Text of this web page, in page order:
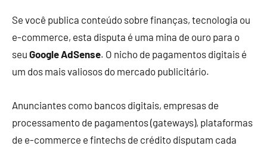
Se você publica conteúdo sobre finanças, tecnologia ou
e-commerce, esta disputa é uma mina de ouro para o
seu Google AdSense. O nicho de pagamentos digitais é
um dos mais valiosos do mercado publicitário.
Anunciantes como bancos digitais, empresas de
processamento de pagamentos (gateways), plataformas
de e-commerce e fintechs de crédito disputam cada